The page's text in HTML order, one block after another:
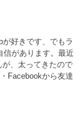
が好きです、でもラ
信があります。最近
、太ってきたので
Facebookから友達